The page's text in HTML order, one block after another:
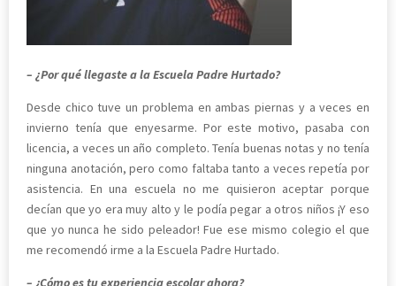
– ¿Por qué llegaste a la Escuela Padre Hurtado?
Desde chico tuve un problema en ambas piernas y a veces en
invierno tenía que enyesarme. Por este motivo, pasaba con
licencia, a veces un año completo. Tenía buenas notas y no tenía
ninguna anotación, pero como faltaba tanto a veces repetía por
asistencia. En una escuela no me quisieron aceptar porque
decían que yo era muy alto y le podía pegar a otros niños ¡Y eso
que yo nunca he sido peleador! Fue ese mismo colegio el que
me recomendó irme a la Escuela Padre Hurtado.
– ¿Cómo es tu experiencia escolar ahora?